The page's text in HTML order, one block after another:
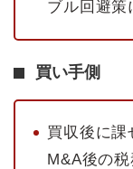
ブル回避策
買い手側
買収後に課
M&A後の